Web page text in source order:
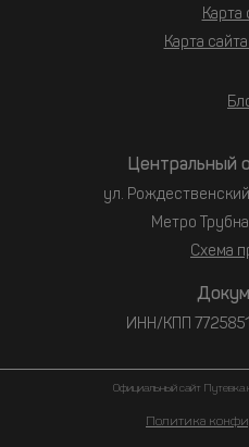
Карта
Карта
ИНН/КПП
Центральный
ул.
Метро
Схема
Официальный сайт
Политика